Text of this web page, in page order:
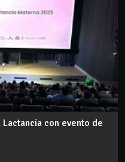
con evento de